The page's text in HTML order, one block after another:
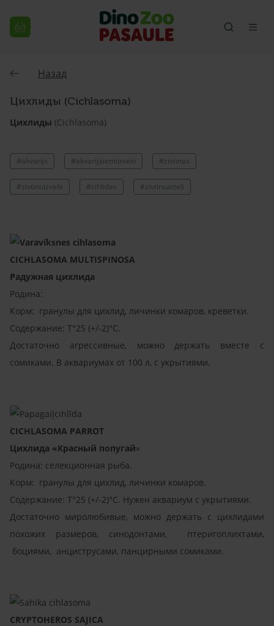
Назад
Цихлиды (Cichlasoma)
Цихлиды (Cichlasoma)
#akvarijs #akvarijaiemitnieki #zivtinas
#zivtinuizvele #cihlidas #zivtinuatteli
CICHLASOMA MULTISPINOSA
Радужная цихлида
Родина:
Корм: гранулы для цихлид, личинки комаров, креветки.
Содержание: T°25 (+/-2)°C.
Достаточно агрессивные, можно держать вместе с
сомиками. В аквариумах от 100 л, с укрытиями.
CICHLASOMA PARROT
Цихлида «Красный попугай»
Родина: селекционная рыба.
Корм: гранулы для цихлид, личинки комаров.
Содержание: T°25 (+/-2)°C. Нужен аквариум с укрытиями.
Достаточно миролюбивые, можно держать с цихлидами
похожих размеров, синодонтами, птеригоплихтами,
боциями, анциструсами, панцирными сомиками.
CRYPTOHEROS SAJICA